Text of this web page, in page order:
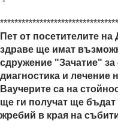
Пет от посетителите
здраве ще имат
сдружение "Зачатие"
диагностика и лечение
Ваучерите са на
ще ги получат ще бъдат
жребий в края на